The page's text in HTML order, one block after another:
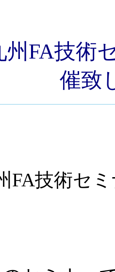
州FA技術
催致
FA技術セ